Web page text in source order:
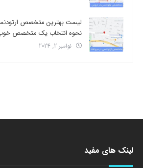
لیست بهترین متخصص
نحوه انتخاب یک متخصص
نوامبر 2, 2024
لینک های مفید